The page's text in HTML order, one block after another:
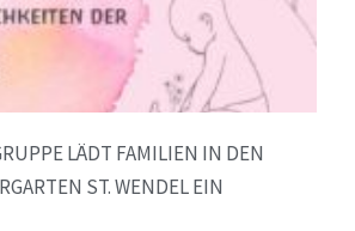
LÄDT FAMILIEN IN DEN
ST. WENDEL EIN